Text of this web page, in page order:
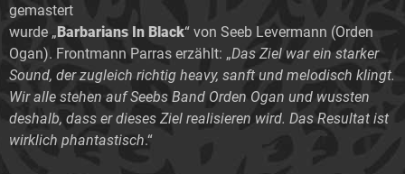
gemastert
wurde „Barbarians In Black“ von Seeb Levermann (Orden
Ogan). Frontmann Parras erzählt: „Das Ziel war ein starker
Sound, der zugleich richtig heavy, sanft und melodisch klingt.
Wir alle stehen auf Seebs Band Orden Ogan und wussten
deshalb, dass er dieses Ziel realisieren wird. Das Resultat ist
wirklich phantastisch.“